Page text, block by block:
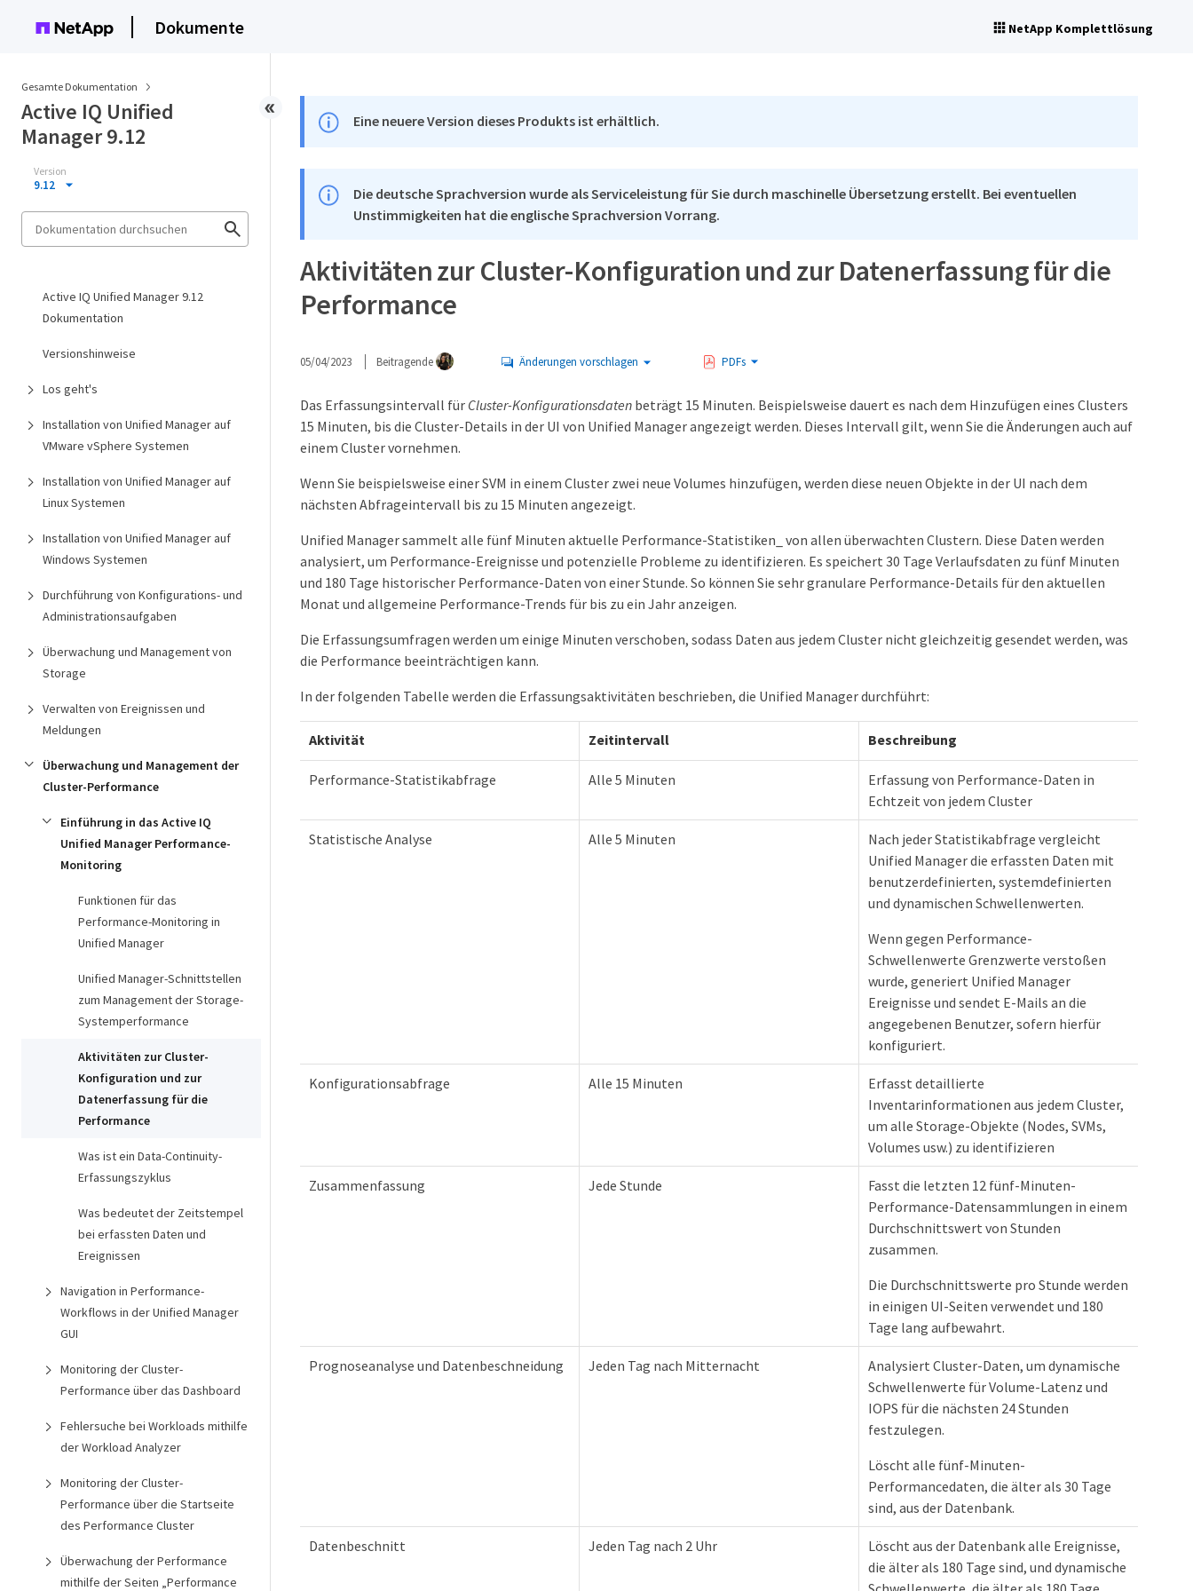
Dokumente NetApp Komplettlösung
Gesamte Dokumentation
Active IQ Unified
Manager 9.12
Version
9.12
Active IQ Unified Manager 9.12
Dokumentation
Versionshinweise
Los geht's
Installation von Unified Manager auf
VMware vSphere Systemen
Installation von Unified Manager auf
Linux Systemen
Installation von Unified Manager auf
Windows Systemen
Durchführung von Konfigurations- und
Administrationsaufgaben
Überwachung und Management von
Storage
Verwalten von Ereignissen und
Meldungen
Überwachung und Management der
Cluster-Performance
Einführung in das Active IQ
Unified Manager Performance-
Monitoring
Funktionen für das
Performance-Monitoring in
Unified Manager
Unified Manager-Schnittstellen
zum Management der Storage-
Systemperformance
Aktivitäten zur Cluster-
Konfiguration und zur
Datenerfassung für die
Performance
Was ist ein Data-Continuity-
Erfassungszyklus
Was bedeutet der Zeitstempel
bei erfassten Daten und
Ereignissen
Navigation in Performance-
Workflows in der Unified Manager
GUI
Monitoring der Cluster-
Performance über das Dashboard
Fehlersuche bei Workloads mithilfe
der Workload Analyzer
Monitoring der Cluster-
Performance über die Startseite
des Performance Cluster
Überwachung der Performance
mithilfe der Seiten „Performance
Eine neuere Version dieses Produkts ist erhältlich.
Die deutsche Sprachversion wurde als Serviceleistung für Sie durch maschinelle Übersetzung erstellt. Bei eventuellen
Unstimmigkeiten hat die englische Sprachversion Vorrang.
Aktivitäten zur Cluster-Konfiguration und zur Datenerfassung für die
Performance
05/04/2023 Beitragende Änderungen vorschlagen PDFs
Das Erfassungsintervall für Cluster-Konfigurationsdaten beträgt 15 Minuten. Beispielsweise dauert es nach dem Hinzufügen eines Clusters
15 Minuten, bis die Cluster-Details in der UI von Unified Manager angezeigt werden. Dieses Intervall gilt, wenn Sie die Änderungen auch auf
einem Cluster vornehmen.
Wenn Sie beispielsweise einer SVM in einem Cluster zwei neue Volumes hinzufügen, werden diese neuen Objekte in der UI nach dem
nächsten Abfrageintervall bis zu 15 Minuten angezeigt.
Unified Manager sammelt alle fünf Minuten aktuelle Performance-Statistiken_ von allen überwachten Clustern. Diese Daten werden
analysiert, um Performance-Ereignisse und potenzielle Probleme zu identifizieren. Es speichert 30 Tage Verlaufsdaten zu fünf Minuten
und 180 Tage historischer Performance-Daten von einer Stunde. So können Sie sehr granulare Performance-Details für den aktuellen
Monat und allgemeine Performance-Trends für bis zu ein Jahr anzeigen.
Die Erfassungsumfragen werden um einige Minuten verschoben, sodass Daten aus jedem Cluster nicht gleichzeitig gesendet werden, was
die Performance beeinträchtigen kann.
In der folgenden Tabelle werden die Erfassungsaktivitäten beschrieben, die Unified Manager durchführt:
Aktivität Zeitintervall Beschreibung
Performance-Statistikabfrage Alle 5 Minuten
Erfassung von Performance-Daten in
Echtzeit von jedem Cluster
Statistische Analyse Alle 5 Minuten
Nach jeder Statistikabfrage vergleicht
Unified Manager die erfassten Daten mit
benutzerdefinierten, systemdefinierten
und dynamischen Schwellenwerten.
Wenn gegen Performance-
Schwellenwerte Grenzwerte verstoßen
wurde, generiert Unified Manager
Ereignisse und sendet E-Mails an die
angegebenen Benutzer, sofern hierfür
konfiguriert.
Konfigurationsabfrage Alle 15 Minuten
Erfasst detaillierte
Inventarinformationen aus jedem Cluster,
um alle Storage-Objekte (Nodes, SVMs,
Volumes usw.) zu identifizieren
Zusammenfassung Jede Stunde
Fasst die letzten 12 fünf-Minuten-
Performance-Datensammlungen in einem
Durchschnittswert von Stunden
zusammen.
Die Durchschnittswerte pro Stunde werden
in einigen UI-Seiten verwendet und 180
Tage lang aufbewahrt.
Prognoseanalyse und Datenbeschneidung Jeden Tag nach Mitternacht
Analysiert Cluster-Daten, um dynamische
Schwellenwerte für Volume-Latenz und
IOPS für die nächsten 24 Stunden
festzulegen.
Löscht alle fünf-Minuten-
Performancedaten, die älter als 30 Tage
sind, aus der Datenbank.
Datenbeschnitt Jeden Tag nach 2 Uhr
Löscht aus der Datenbank alle Ereignisse,
die älter als 180 Tage sind, und dynamische